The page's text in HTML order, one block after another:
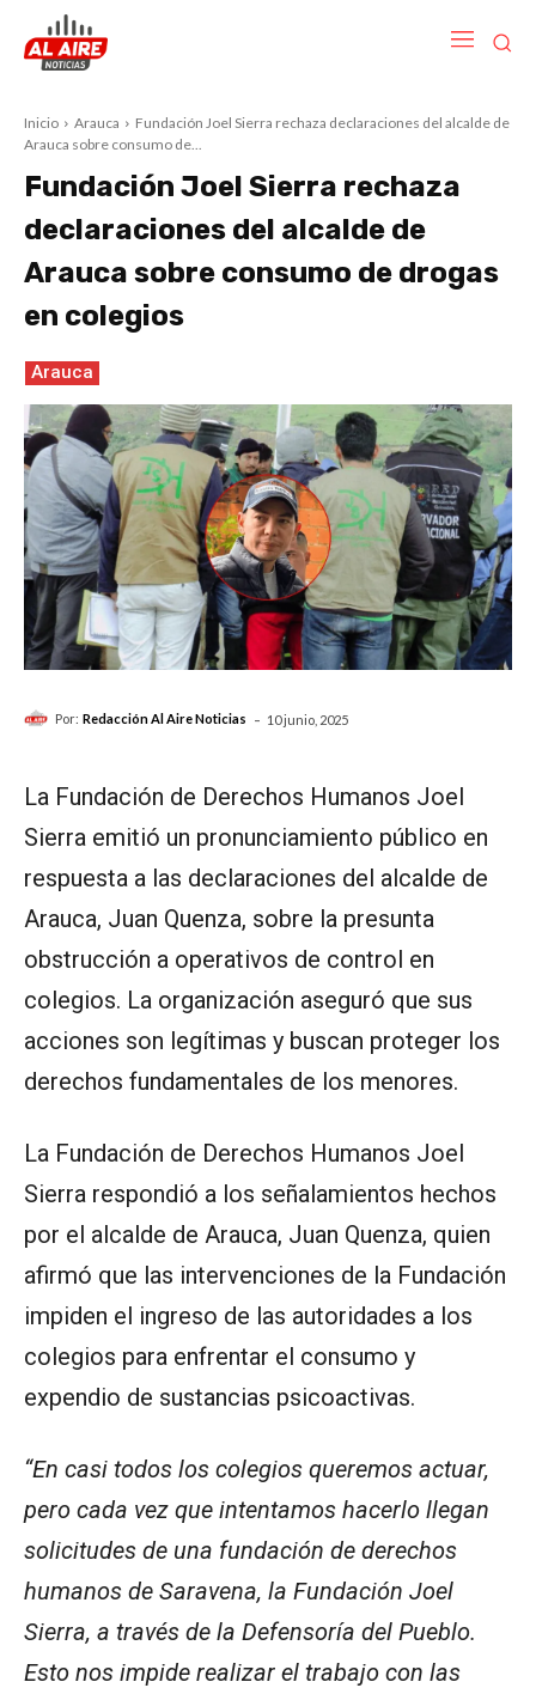
Inicio Arauca
Fundación Joel Sierra rechaza declaraciones del alcalde de
Arauca sobre consumo de...
Fundación Joel Sierra rechaza
declaraciones del alcalde de
Arauca sobre consumo de drogas
en colegios
Arauca
Por: Redacción Al Aire Noticias - 10 junio, 2025
La Fundación de Derechos Humanos Joel
Sierra emitió un pronunciamiento público en
respuesta a las declaraciones del alcalde de
Arauca, Juan Quenza, sobre la presunta
obstrucción a operativos de control en
colegios. La organización aseguró que sus
acciones son legítimas y buscan proteger los
derechos fundamentales de los menores.
La Fundación de Derechos Humanos Joel
Sierra respondió a los señalamientos hechos
por el alcalde de Arauca, Juan Quenza, quien
afirmó que las intervenciones de la Fundación
impiden el ingreso de las autoridades a los
colegios para enfrentar el consumo y
expendio de sustancias psicoactivas.
“En casi todos los colegios queremos actuar,
pero cada vez que intentamos hacerlo llegan
solicitudes de una fundación de derechos
humanos de Saravena, la Fundación Joel
Sierra, a través de la Defensoría del Pueblo.
Esto nos impide realizar el trabajo con las